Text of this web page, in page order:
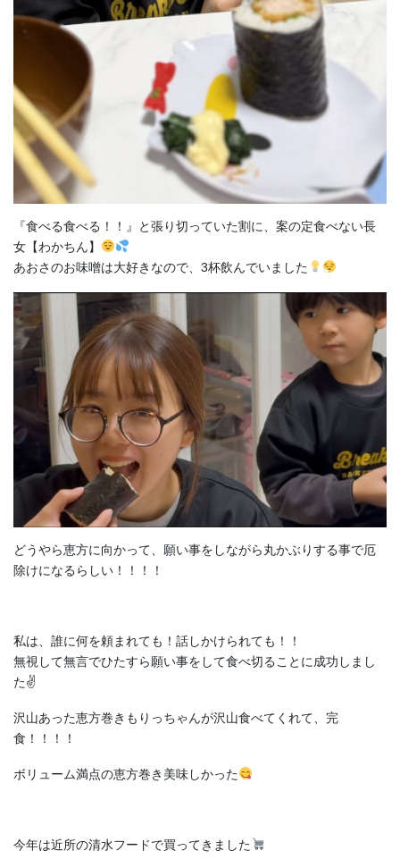
『食べる食べる！！』と張り切っていた割に、案の定食べない長
女【わかちん】
あおさのお味噌は大好きなので、3杯飲んでいました
どうやら恵方に向かって、願い事をしながら丸かぶりする事で厄
除けになるらしい！！！！
私は、誰に何を頼まれても！話しかけられても！！
無視して無言でひたすら願い事をして食べ切ることに成功しまし
た✌️
沢山あった恵方巻きもりっちゃんが沢山食べてくれて、完
食！！！！
ボリューム満点の恵方巻き美味しかった
今年は近所の清水フードで買ってきました